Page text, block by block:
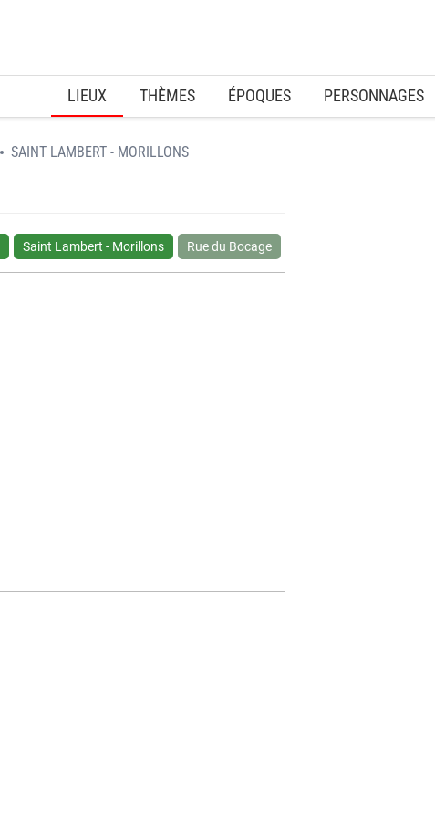
LIEUX THÈMES ÉPOQUES PERSONNAGES
SAINT LAMBERT - MORILLONS
Saint Lambert - Morillons Rue du Bocage